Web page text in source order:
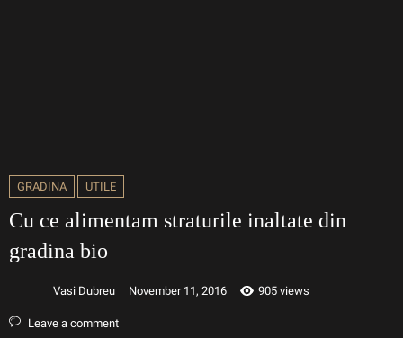
GRADINA UTILE
Cu ce alimentam straturile inaltate din
gradina bio
Vasi Dubreu November 11, 2016 905 views
Leave a comment